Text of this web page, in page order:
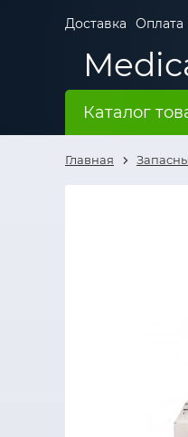
Доставка Оплата
Каталог
Главная